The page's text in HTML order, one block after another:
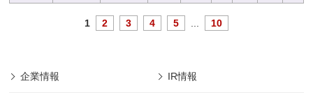
1 2 3 4 5 10
企業情報 IR情報